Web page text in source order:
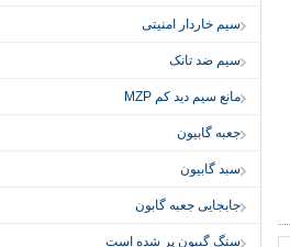
سیم خاردار امنیتی
سیم ضد تانک
مانع سیم دید کم MZP
جعبه گابیون
سبد گابیون
جابجایی جعبه گابون
سنگ گبیون پر شده است